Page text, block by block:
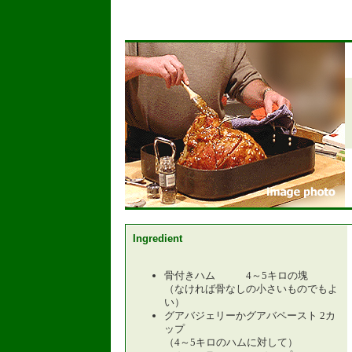
Ingredient
骨付きハム 4～5キロの塊
（なければ骨なしの小さいものでもよ
い）
グアバジェリーかグアバペースト 2カ
ップ
（4～5キロのハムに対して）